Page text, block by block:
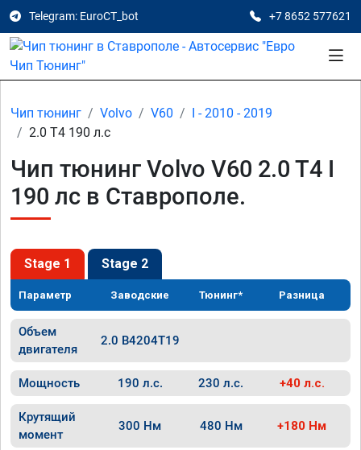
Telegram: EuroCT_bot +7 8652 577621
Чип тюнинг Volvo V60
I - 2010 - 2019
2.0 T4 190 л.с
Чип тюнинг Volvo V60 2.0 T4 I
190 лс в Ставрополе.
Stage 1 Stage 2
Параметр Заводские Тюнинг* Разница
Объем
двигателя
2.0 B4204T19
Мощность 190 л.с. 230 л.с. +40 л.с.
Крутящий
момент
300 Нм 480 Нм +180 Нм